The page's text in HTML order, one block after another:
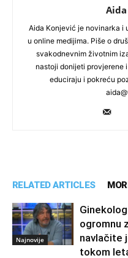
Aida Konjević je novinarka i
u online medijima. Piše o
svakodnevnim životnim
nastoji donijeti provjerene
educiraju i pokreću
RELATED ARTICLES
Najnovije
ogromnu
navlačite
tokom